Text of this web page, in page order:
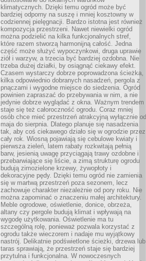
klimatycznych. Dzięki temu ogród może być
bardziej odporny na suszę i mniej kosztowny w
codziennej pielęgnacji. Bardzo istotna jest również
kompozycja przestrzeni. Nawet niewielki ogród
można podzielić na kilka funkcjonalnych stref,
które razem stworzą harmonijną całość. Jedna
część może służyć wypoczynkowi, druga uprawie
ziół i warzyw, a trzecia być bardziej ozdobna. Nie
trzeba dużej działki, by osiągnąć ciekawy efekt.
Czasem wystarczy dobrze poprowadzona ścieżka,
kilka odpowiednio dobranych nasadzeń, pergola z
pnączami i wygodne miejsce do siedzenia. Ogród
powinien zapraszać do przebywania w nim, a nie
jedynie dobrze wyglądać z okna. Ważnym trendem
staje się też całoroczność ogrodu. Coraz mniej
osób chce mieć przestrzeń atrakcyjną wyłącznie od
maja do sierpnia. Dlatego planuje się nasadzenia
tak, aby coś ciekawego działo się w ogrodzie przez
cały rok. Wiosną pojawiają się cebulowe kwiaty i
pierwsza zieleń, latem rabaty rozkwitają pełnią
barw, jesienią uwagę przyciągają trawy ozdobne i
przebarwiające się liście, a zimą strukturę ogrodu
budują zimozielone krzewy, żywopłoty i
dekoracyjne pędy. Dzięki temu ogród nie zamienia
się w martwą przestrzeń poza sezonem, lecz
zachowuje charakter niezależnie od pory roku. Nie
można zapominać o znaczeniu małej architektury.
Meble ogrodowe, oświetlenie, donice, obrzeża,
altany czy pergole budują klimat i wpływają na
wygodę użytkowania. Oświetlenie ma tu
szczególną rolę, ponieważ pozwala korzystać z
ogrodu także wieczorem i nadaje mu wyjątkowy
nastrój. Delikatnie podświetlone ścieżki, drzewa lub
taras sprawiają, że przestrzeń staje się bardziej
przytulna i funkcjonalna. W nowoczesnych